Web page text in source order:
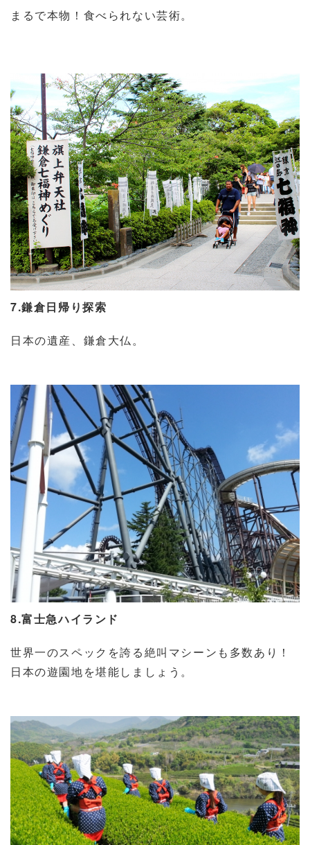
まるで本物！食べられない芸術。
7.鎌倉日帰り探索
日本の遺産、鎌倉大仏。
8.富士急ハイランド
世界一のスペックを誇る絶叫マシーンも多数あり！
日本の遊園地を堪能しましょう。